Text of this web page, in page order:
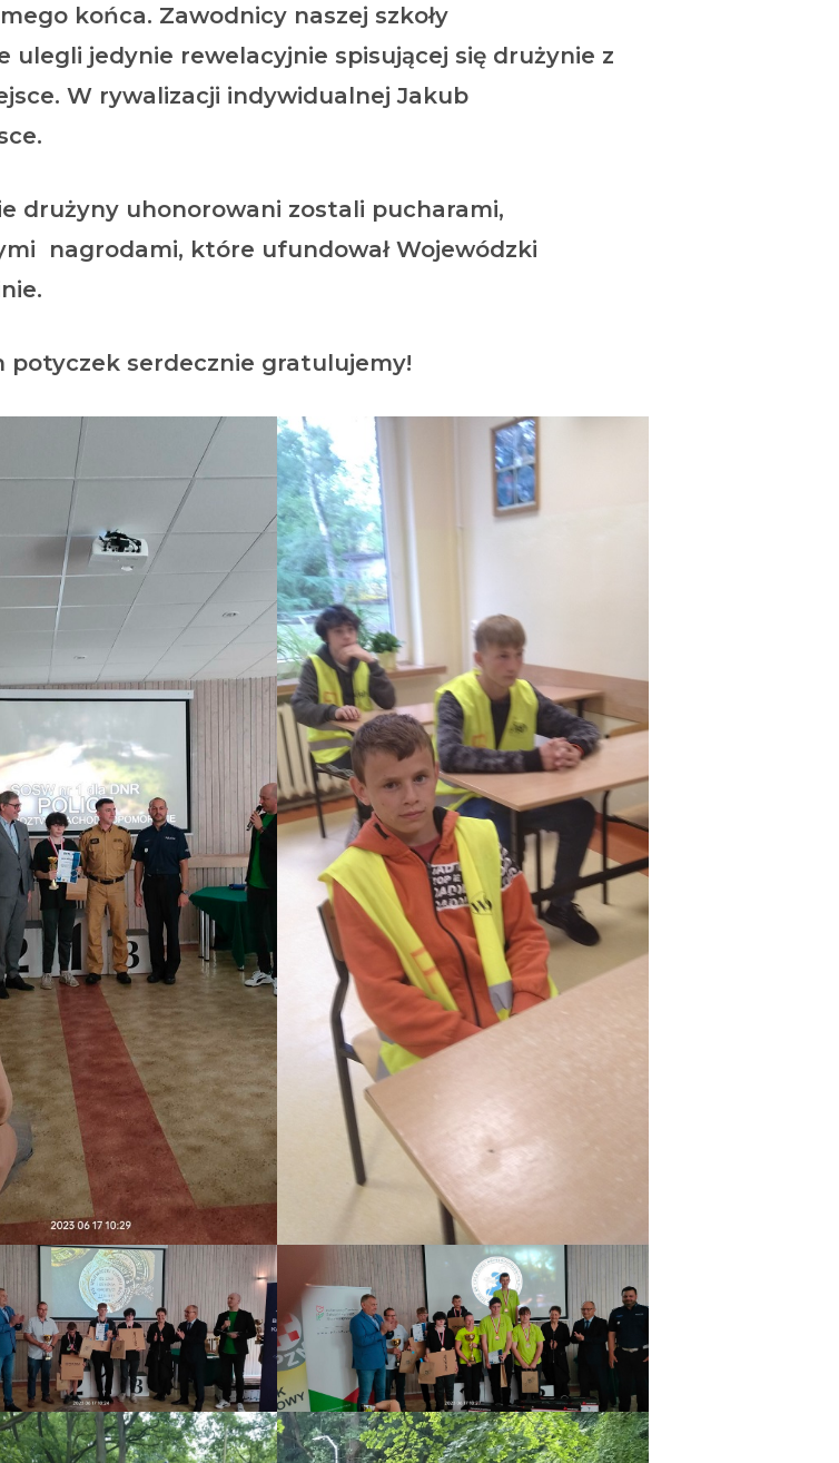
końca. Zawodnicy naszej szkoły
jedynie rewelacyjnie spisującej się drużynie z
W rywalizacji indywidualnej Jakub
uhonorowani zostali pucharami,
nagrodami, które ufundował Wojewódzki
w Szczecinie.
serdecznie gratulujemy!